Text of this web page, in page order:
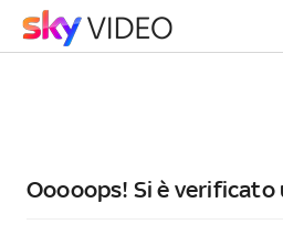
Ooooops! Si è verificato